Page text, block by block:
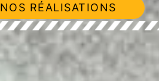
NOS RÉALISATIONS